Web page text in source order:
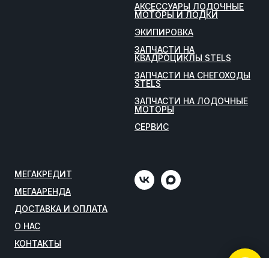
АКСЕССУАРЫ ЛОДОЧНЫЕ
МОТОРЫ И ЛОДКИ
ЭКИПИРОВКА
ЗАПЧАСТИ НА
КВАДРОЦИКЛЫ STELS
ЗАПЧАСТИ НА СНЕГОХОДЫ
STELS
ЗАПЧАСТИ НА ЛОДОЧНЫЕ
МОТОРЫ
СЕРВИС
МЕГАКРЕДИТ
МЕГААРЕНДА
ДОСТАВКА И ОПЛАТА
О НАС
КОНТАКТЫ